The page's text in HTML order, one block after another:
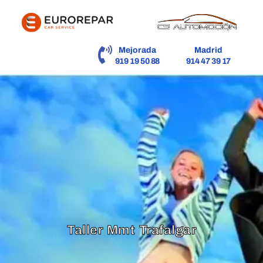
Mejorada
919 19 50 88
Madrid
914 47 39 17
Taller Mmt Trafalgar